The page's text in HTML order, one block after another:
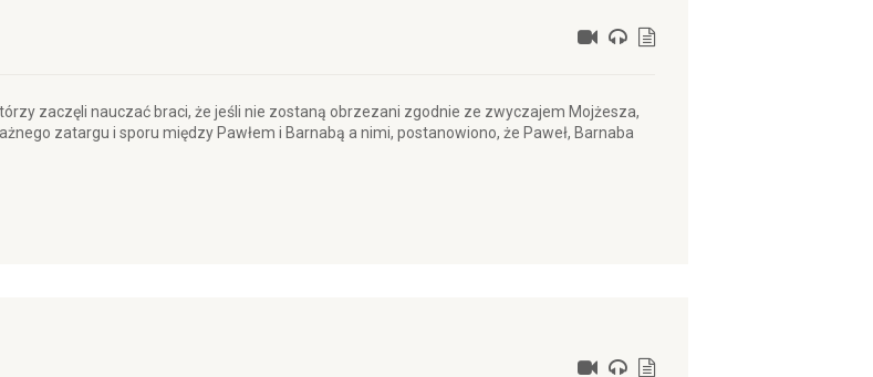
zaczęli nauczać braci, że jeśli nie zostaną obrzezani zgodnie ze zwyczajem Mojżesza,
zatargu i sporu między Pawłem i Barnabą a nimi, postanowiono, że Paweł, Barnaba